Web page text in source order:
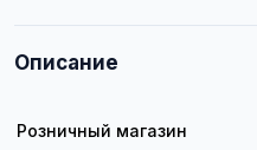
Описание
Розничный магазин